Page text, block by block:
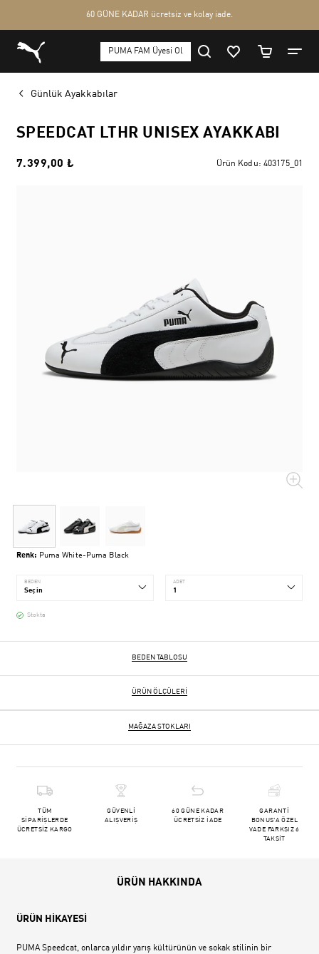
Günlük Ayakkabılar
SPEEDCAT LTHR UNISEX AYAKKABI
7.399,00 ₺ Ürün Kodu: 403175_01
Renk: Puma White-Puma Black
BEDEN ADET
Stokta
BEDEN TABLOSU
ÜRÜN ÖLÇÜLERI
MAĞAZA STOKLARI
TÜM
SİPARİŞLERDE
ÜCRETSİZ KARGO
GÜVENLİ
ALIŞVERİŞ
60 GÜNE KADAR
ÜCRETSİZ İADE
GARANTİ
BONUS'A ÖZEL
VADE FARKSIZ 6
TAKSİT
ÜRÜN HAKKINDA
ÜRÜN HİKAYESİ
PUMA Speedcat, onlarca yıldır yarış kültürünün ve sokak stilinin bir